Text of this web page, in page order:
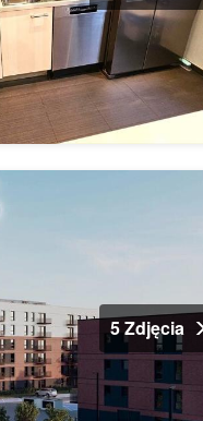
5 Zdjęcia